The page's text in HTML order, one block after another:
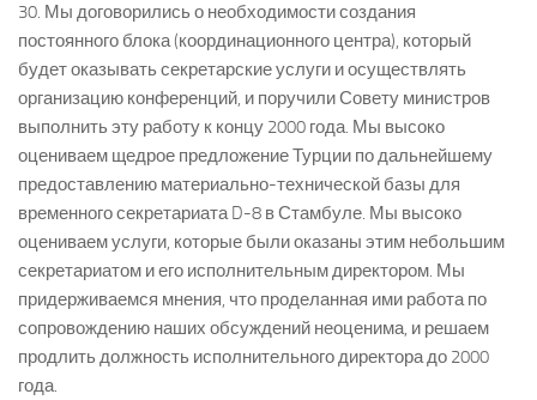
30. Мы договорились о необходимости создания
постоянного блока (координационного центра), который
будет оказывать секретарские услуги и осуществлять
организацию конференций, и поручили Совету министров
выполнить эту работу к концу 2000 года. Мы высоко
оцениваем щедрое предложение Турции по дальнейшему
предоставлению материально-технической базы для
временного секретариата D-8 в Стамбуле. Мы высоко
оцениваем услуги, которые были оказаны этим небольшим
секретариатом и его исполнительным директором. Мы
придерживаемся мнения, что проделанная ими работа по
сопровождению наших обсуждений неоценима, и решаем
продлить должность исполнительного директора до 2000
года.